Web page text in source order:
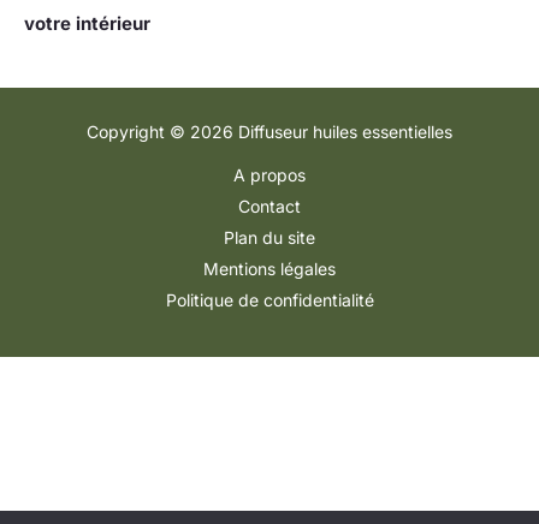
votre intérieur
Copyright © 2026 Diffuseur huiles essentielles
A propos
Contact
Plan du site
Mentions légales
Politique de confidentialité